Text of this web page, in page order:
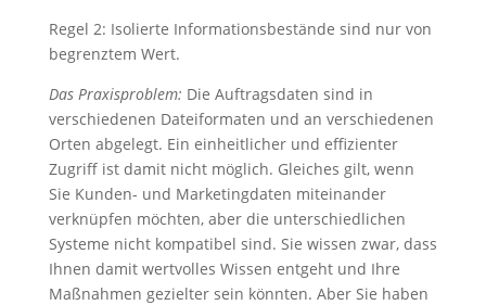
Regel 2: Isolierte Informationsbestände sind nur von
begrenztem Wert.
Das Praxisproblem: Die Auftragsdaten sind in
verschiedenen Dateiformaten und an verschiedenen
Orten abgelegt. Ein einheitlicher und effizienter
Zugriff ist damit nicht möglich. Gleiches gilt, wenn
Sie Kunden- und Marketingdaten miteinander
verknüpfen möchten, aber die unterschiedlichen
Systeme nicht kompatibel sind. Sie wissen zwar, dass
Ihnen damit wertvolles Wissen entgeht und Ihre
Maßnahmen gezielter sein könnten. Aber Sie haben